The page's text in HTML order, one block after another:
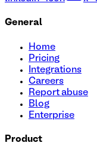
General
Home
Pricing
Integrations
Careers
Report abuse
Blog
Enterprise
Product